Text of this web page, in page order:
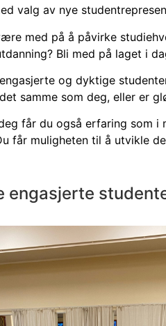
valg av nye
med på å påvirke
Bli med på laget i
og dyktige
samme som deg, eller er
får du også erfaring som
får muligheten til å utvikle
engasjerte